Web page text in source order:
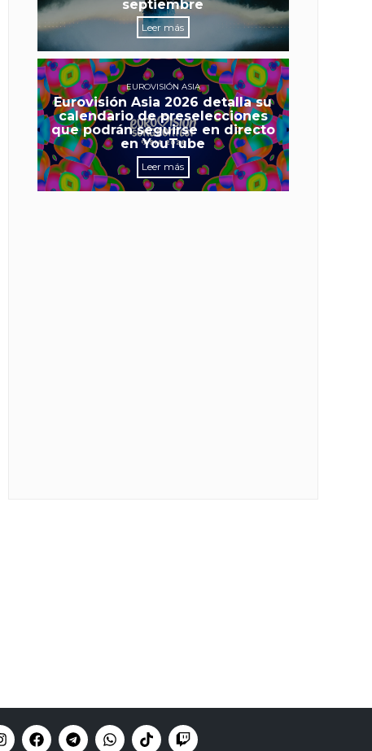
septiembre
Leer más
EUROVISIÓN ASIA
Eurovisión Asia 2026 detalla su
calendario de preselecciones
que podrán seguirse en directo
en YouTube
Leer más